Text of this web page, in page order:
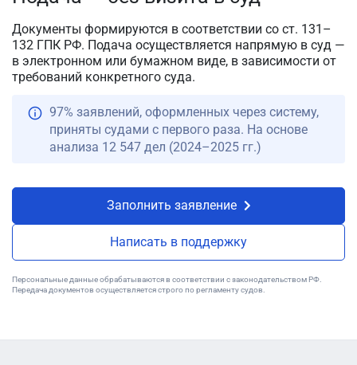
Документы формируются в соответствии со ст. 131–
132 ГПК РФ. Подача осуществляется напрямую в суд —
в электронном или бумажном виде, в зависимости от
требований конкретного суда.
97% заявлений, оформленных через систему,
приняты судами с первого раза. На основе
анализа 12 547 дел (2024–2025 гг.)
Заполнить заявление
Написать в поддержку
Персональные данные обрабатываются в соответствии с законодательством РФ.
Передача документов осуществляется строго по регламенту судов.